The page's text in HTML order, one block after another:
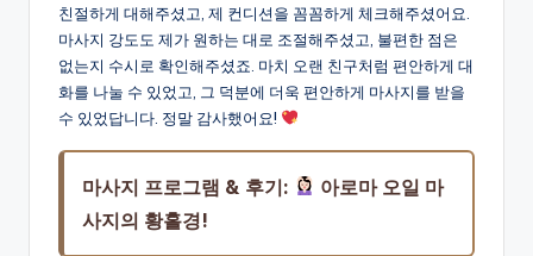
친절하게 대해주셨고, 제 컨디션을 꼼꼼하게 체크해주셨어요.
마사지 강도도 제가 원하는 대로 조절해주셨고, 불편한 점은
없는지 수시로 확인해주셨죠. 마치 오랜 친구처럼 편안하게 대
화를 나눌 수 있었고, 그 덕분에 더욱 편안하게 마사지를 받을
수 있었답니다. 정말 감사했어요!
마사지 프로그램 & 후기:
아로마 오일 마
사지의 황홀경!